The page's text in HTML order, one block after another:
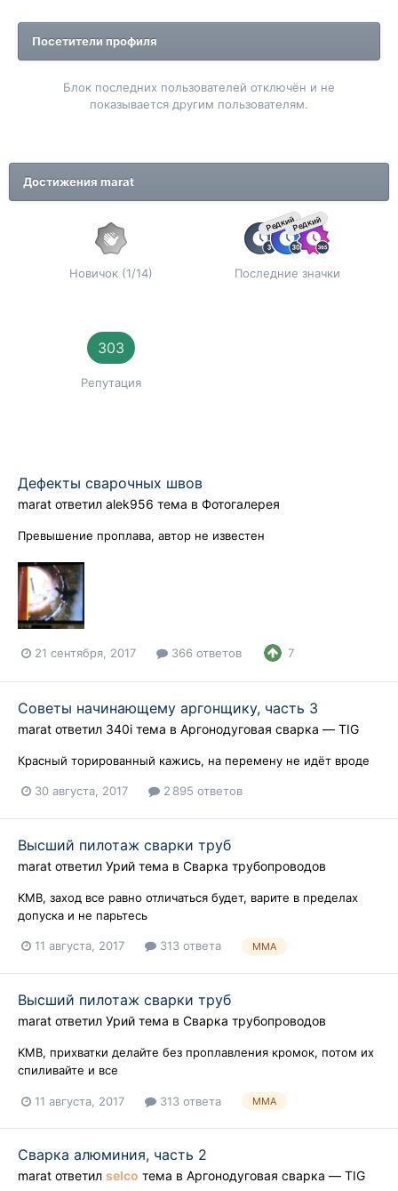
Посетители профиля
Блок последних пользователей отключён и не
показывается другим пользователям.
Достижения marat
Новичок (1/14)
РедкийРедкий
Последние значки
303
Репутация
Дефекты сварочных швов
marat ответил alek956 тема в Фотогалерея
Превышение проплава, автор не известен
21 сентября, 2017 366 ответов 7
Советы начинающему аргонщику, часть 3
marat ответил 340i тема в Аргонодуговая сварка — TIG
Красный торированный кажись, на перемену не идёт вроде
30 августа, 2017 2 895 ответов
Высший пилотаж сварки труб
marat ответил Урий тема в Сварка трубопроводов
KMB, заход все равно отличаться будет, варите в пределах
допуска и не парьтесь
11 августа, 2017 313 ответа MMA
Высший пилотаж сварки труб
marat ответил Урий тема в Сварка трубопроводов
KMB, прихватки делайте без проплавления кромок, потом их
спиливайте и все
11 августа, 2017 313 ответа MMA
Сварка алюминия, часть 2
marat ответил selco тема в Аргонодуговая сварка — TIG